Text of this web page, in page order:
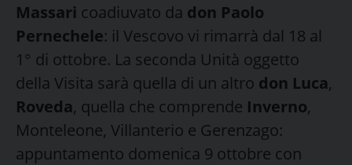
Massari coadiuvato da don Paolo
Pernechele: il Vescovo vi rimarrà dal 18 al
1° di ottobre. La seconda Unità oggetto
della Visita sarà quella di un altro don Luca,
Roveda, quella che comprende Inverno,
Monteleone, Villanterio e Gerenzago:
appuntamento domenica 9 ottobre con